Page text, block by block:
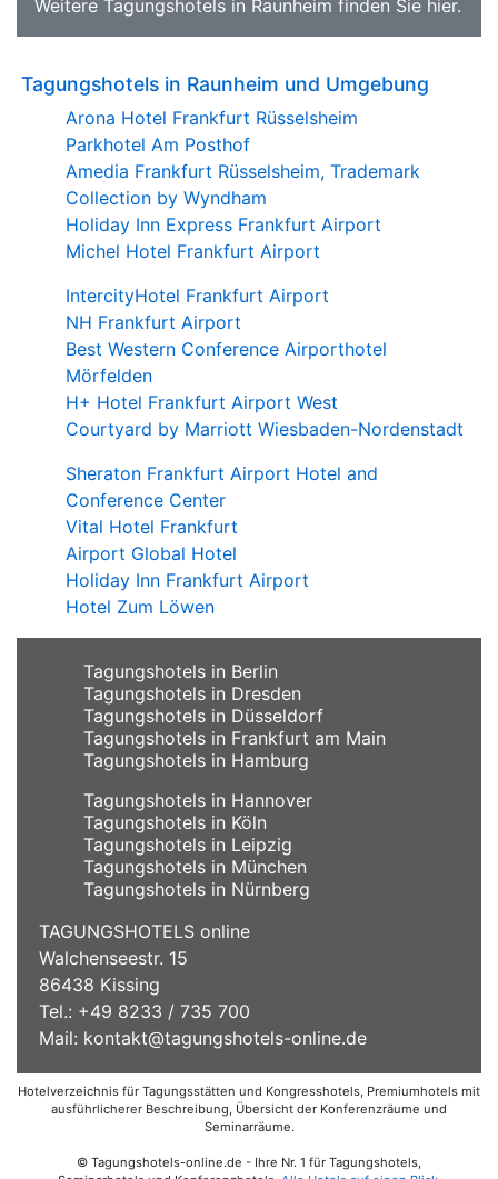
Weitere Tagungshotels in Raunheim finden Sie hier.
Tagungshotels in Raunheim und Umgebung
Arona Hotel Frankfurt Rüsselsheim
Parkhotel Am Posthof
Amedia Frankfurt Rüsselsheim, Trademark
Collection by Wyndham
Holiday Inn Express Frankfurt Airport
Michel Hotel Frankfurt Airport
IntercityHotel Frankfurt Airport
NH Frankfurt Airport
Best Western Conference Airporthotel
Mörfelden
H+ Hotel Frankfurt Airport West
Courtyard by Marriott Wiesbaden-Nordenstadt
Sheraton Frankfurt Airport Hotel and
Conference Center
Vital Hotel Frankfurt
Airport Global Hotel
Holiday Inn Frankfurt Airport
Hotel Zum Löwen
Tagungshotels in Berlin
Tagungshotels in Dresden
Tagungshotels in Düsseldorf
Tagungshotels in Frankfurt am Main
Tagungshotels in Hamburg
Tagungshotels in Hannover
Tagungshotels in Köln
Tagungshotels in Leipzig
Tagungshotels in München
Tagungshotels in Nürnberg
TAGUNGSHOTELS online
Walchenseestr. 15
86438 Kissing
Tel.: +49 8233 / 735 700
Mail: kontakt@tagungshotels-online.de
Hotelverzeichnis für Tagungsstätten und Kongresshotels, Premiumhotels mit
ausführlicherer Beschreibung, Übersicht der Konferenzräume und
Seminarräume.
© Tagungshotels-online.de - Ihre Nr. 1 für Tagungshotels,